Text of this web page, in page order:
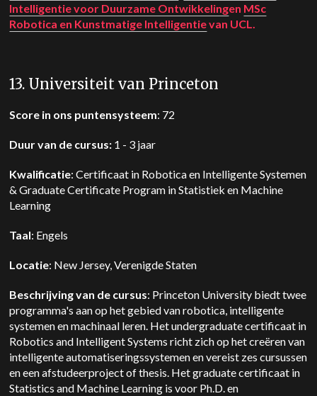
Intelligentie voor Duurzame Ontwikkelingen MSc
Robotica en Kunstmatige Intelligentievan UCL.
13. Universiteit van Princeton
Score in ons puntensysteem: 72
Duur van de cursus: 1 - 3 jaar
Kwalificatie: Certificaat in Robotica en Intelligente Systemen
& Graduate Certificate Program in Statistiek en Machine
Learning
Taal: Engels
Locatie: New Jersey, Verenigde Staten
Beschrijving van de cursus: Princeton University biedt twee
programma's aan op het gebied van robotica, intelligente
systemen en machinaal leren. Het undergraduate certificaat in
Robotics and Intelligent Systems richt zich op het creëren van
intelligente automatiseringssystemen en vereist zes cursussen
en een afstudeerproject of thesis. Het graduate certificaat in
Statistics and Machine Learning is voor Ph.D. en